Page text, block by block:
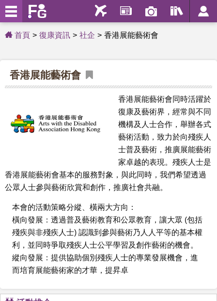
首頁 復康資訊 社企 香港展能藝術會
香港展能藝術會
香港展能藝術會同時活躍於
復康及藝術界，經常與不同
機構及人士合作，舉辦各式
藝術活動，致力於向殘疾人
士普及藝術，推廣展能藝術
家卓越的表現。殘疾人士是
香港展能藝術會基本的服務對象，與此同時，我們希望透過
公眾人士參與藝術欣賞和創作，推廣社會共融。
本會的活動策略分縱、橫兩大方向：
橫向發展：透過普及藝術教育和公眾教育，讓大眾 (包括
殘疾與非殘疾人士) 認識到參與藝術乃人人平等的基本權
利，並同時爭取殘疾人士公平學習及創作藝術的機會。
縱向發展：提供協助個別殘疾人士的專業發展機會，進
而培育展能藝術家的才華，提昇卓